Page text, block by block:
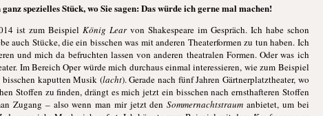
spezielles Stück, wo Sie sagen: Das würde ich gerne mal machen!
ist zum Beispiel König Learvon Shakespeare im Gespräch. Ich habe schon
auch Stücke, die ein bisschen was mit anderen Theaterformen zu tun haben. Ich
und mich da befruchten lassen von anderen theatralen Formen. Oder was ich
Im Bereich Oper würde mich durchaus einmal interessieren, wie zum Beispiel
kaputten Musik (lacht). Gerade nach fünf Jahren Gärtnerplatztheater, wo
Stoffen zu finden, drängt es mich jetzt ein bisschen nach ernsthafteren Stoffen
Zugang – also wenn man mir jetzt denSommernachtstraum anbietet, um bei